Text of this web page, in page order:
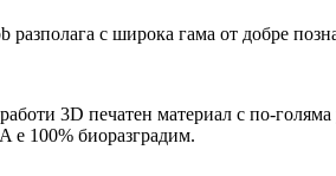
разполага с широка гама от добре
3D печатен материал с по-
е 100% биоразградим.